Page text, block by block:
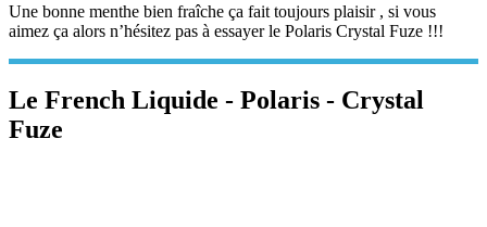
Une bonne menthe bien fraîche ça fait toujours plaisir , si vous
aimez ça alors n’hésitez pas à essayer le Polaris Crystal Fuze !!!
Le French Liquide - Polaris - Crystal
Fuze